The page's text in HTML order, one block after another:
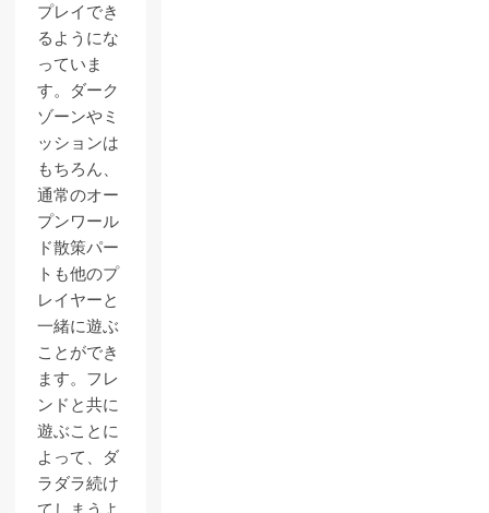
プレイでき
るようにな
っていま
す。ダーク
ゾーンやミ
ッションは
もちろん、
通常のオー
プンワール
ド散策パー
トも他のプ
レイヤーと
一緒に遊ぶ
ことができ
ます。フレ
ンドと共に
遊ぶことに
よって、ダ
ラダラ続け